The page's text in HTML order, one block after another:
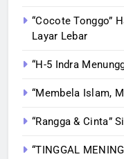
“Cocote Tonggo”
Layar Lebar
“H-5 Indra
“Membela Islam,
“Rangga & Cinta”
“TINGGAL